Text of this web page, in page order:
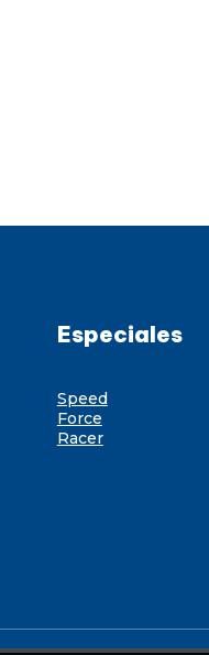
Especiales
Speed
Force
Racer